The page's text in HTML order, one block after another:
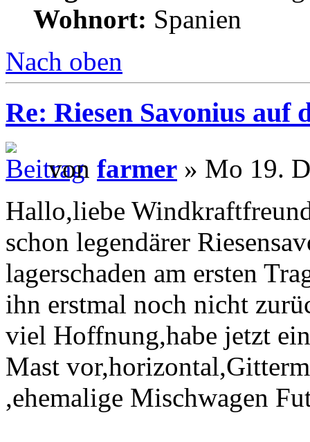
Wohnort: Spanien
Nach oben
Re: Riesen Savonius auf
von farmer » Mo 19.
Hallo,liebe
schon legendärer
lagerschaden am ersten
ihn erstmal noch nicht
viel Hoffnung,habe jetzt
Mast
,ehemalige Mischwagen